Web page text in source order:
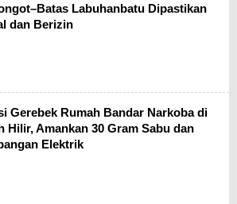
Labuhanbatu Dipastikan
dan Berizin
Gerebek Rumah Bandar Narkoba di
Hilir, Amankan 30 Gram Sabu dan
Elektrik